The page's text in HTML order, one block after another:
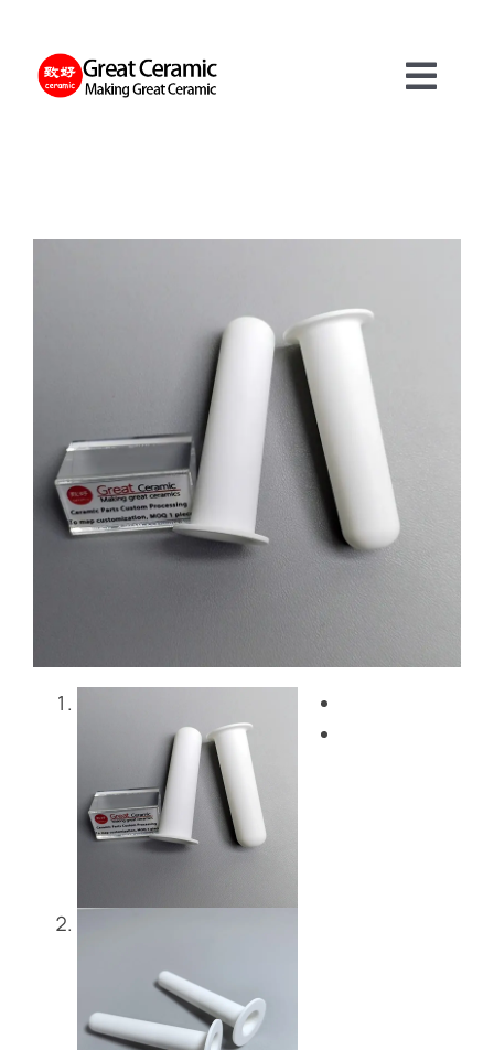
content
서비스
정보
블로그
문의하기